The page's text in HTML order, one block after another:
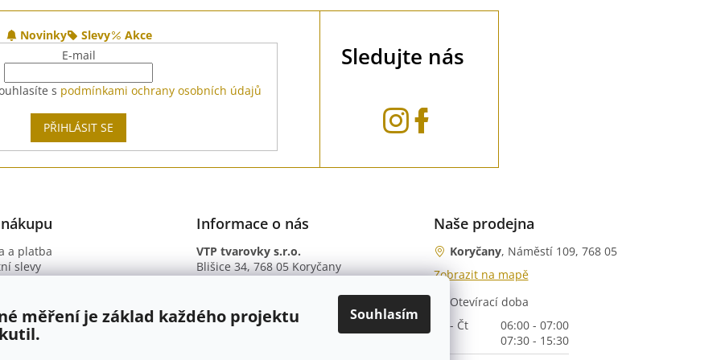
měření je základ každého projektu
Souhlasím
Novinky Slevy
Akce
E-mail
s podmínkami ochrany osobních údajů
PŘIHLÁSIT SE
Sledujte nás
a platba
slevy
ochrany osobních údajů
Informace o nás
VTP tvarovky s.r.o.
Blišice 34, 768 05 Koryčany
B. ú.: 2301934375/2010 (Fio banka)
Naše prodejna
Koryčany, Náměstí 109, 768 05
Zobrazit na mapě
Otevírací doba
Po - Čt
06:00 - 07:00
07:30 - 15:30